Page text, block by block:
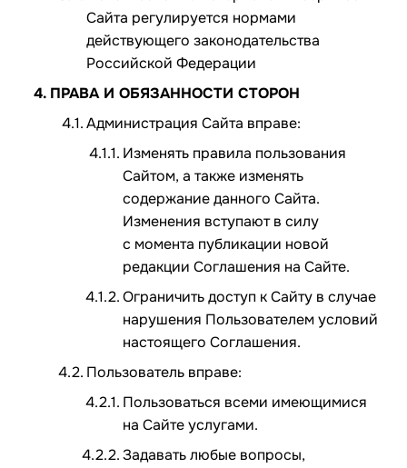
Сайта регулируется нормами
действующего законодательства
Российской Федерации
ПРАВА И ОБЯЗАННОСТИ СТОРОН
Администрация Сайта вправе:
Изменять правила пользования
Сайтом, а также изменять
содержание данного Сайта.
Изменения вступают в силу
с момента публикации новой
редакции Соглашения на Сайте.
Ограничить доступ к Сайту в случае
нарушения Пользователем условий
настоящего Соглашения.
Пользователь вправе:
Пользоваться всеми имеющимися
на Сайте услугами.
Задавать любые вопросы,